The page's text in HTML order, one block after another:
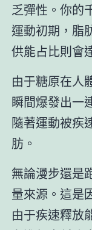
乏彈性。你的
運動初期，脂
供能占比則會
由于糖原在人
瞬間爆發出一
隨著運動被疾
肪。
無論漫步還是
量來源。這是
由于疾速釋放